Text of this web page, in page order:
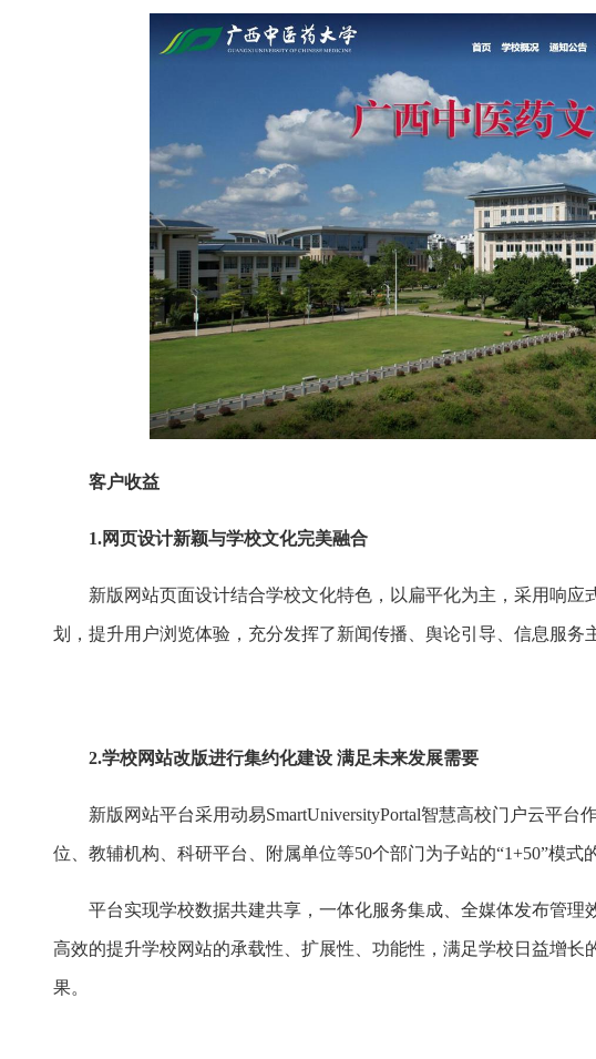
客户收益
1.网页设计新颖与学校文化完美融合
新版网站页面设计结合学校文化特色，以扁平化为主，采用响
划，提升用户浏览体验，充分发挥了新闻传播、舆论引导、信息服务
2.学校网站改版进行集约化建设 满足未来发展需要
新版网站平台采用动易SmartUniversityPortal智慧高校门户云平
位、教辅机构、科研平台、附属单位等50个部门为子站的“1+50”模式
平台实现学校数据共建共享，一体化服务集成、全媒体发布管理
高效的提升学校网站的承载性、扩展性、功能性，满足学校日益增
果。